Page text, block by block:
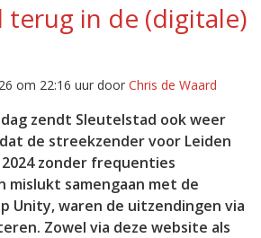
terug in de (digitale)
om 22:16 uur door Chris de Waard
zendt Sleutelstad ook weer
de streekzender voor Leiden
zonder frequenties
mislukt samengaan met de
Unity, waren de uitzendingen via
Zowel via deze website als